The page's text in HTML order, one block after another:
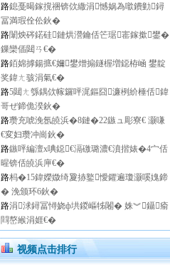
路鎴戞暍鎵撹祵锛佽繖涓憾娲為噷鐨勭鐞
冨満瑕佺伀鈥�
路闈炴硶鍩硅鏈烘瀯鑰佸笀琚寚鎵撳鐢�
鏁欒偛閮ㄢ€�
路銆婂摢鍚掋€嬭鐢熷搧鐩楃増鐚栫崡 鐢靛
奖鍏ㄤ骇涓氣€�
路5閮ㄤ綔鍝佽幏鑼呯浘鏂囧濂栵紒棰佸鍏
哥ぜ鍗佹湀鈥�
路瓒充唬浼氬皢浜�8鏈�22鏃ュ彫寮€ 灏嗛
€変妇瓒冲崗鈥�
路鏃呯編澶х唺鐚€滆礉璐濃€濆揩婊�4宀佸
暒锛佸皢浜庘€�
路杩�15鍏嬫媺绮夐捇鐜懓鑺遍瓊灏嗘媿鍗
� 浼颁环6鈥�
路涓浗鐞冨憳娆ф垬鍐嶇牬闂� 姝︾鑷瘉
閰嶅緱涓娾€�
视频点击排行